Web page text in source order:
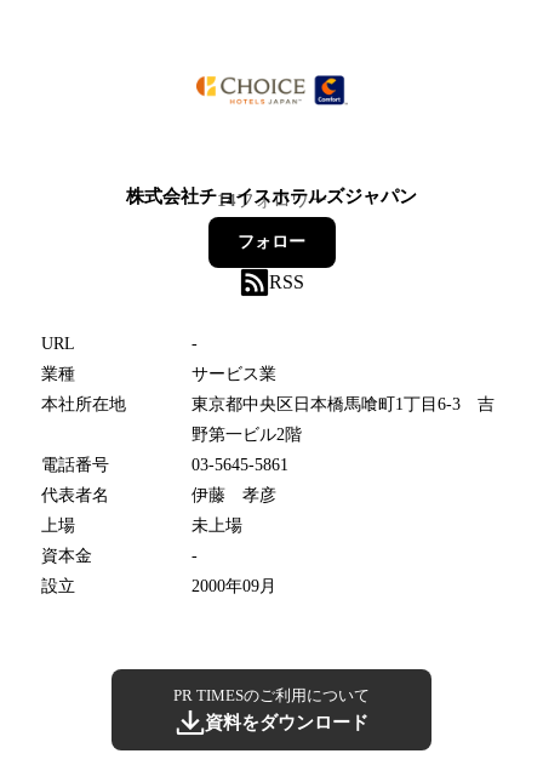
株式会社チョイスホテルズジャパン
14フォロワー
フォロー
RSS
URL
-
業種
サービス業
本社所在地
東京都中央区日本橋馬喰町1丁目6-3 吉
野第一ビル2階
電話番号
03-5645-5861
代表者名
伊藤 孝彦
上場
未上場
資本金
-
設立
2000年09月
PR TIMESのご利用について
資料をダウンロード